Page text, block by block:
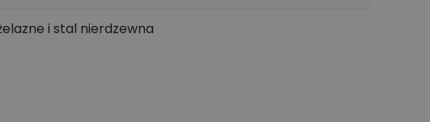
i stal nierdzewna